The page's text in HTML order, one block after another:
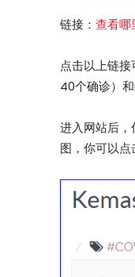
链接： 查看哪
点击以上链
40个确诊）和
进入网站后
图，你可以点